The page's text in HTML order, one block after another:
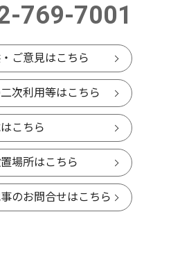
769-7001
ご意見はこちら
次利用等はこちら
こちら
場所はこちら
のお問合せはこちら